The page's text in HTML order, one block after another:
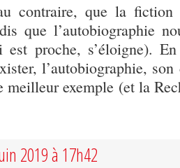
contraire, que la fiction
que l’autobiographie
est proche, s’éloigne).
l’autobiographie,
meilleur exemple (et la
2019 à 17h42